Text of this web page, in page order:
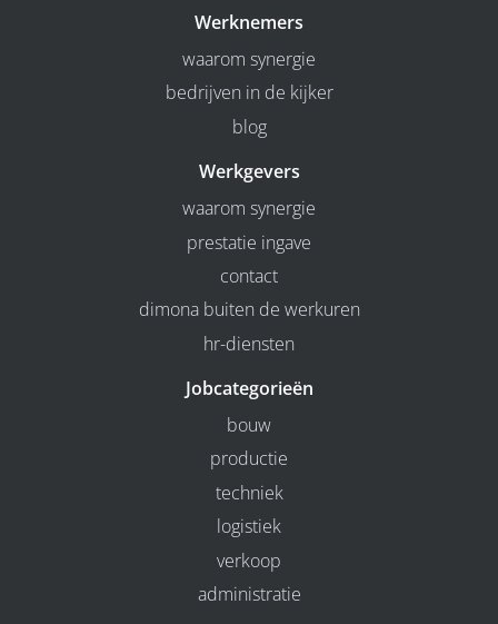
Werknemers
waarom synergie
bedrijven in de kijker
blog
Werkgevers
waarom synergie
prestatie ingave
contact
dimona buiten de werkuren
hr-diensten
Jobcategorieën
bouw
productie
techniek
logistiek
verkoop
administratie